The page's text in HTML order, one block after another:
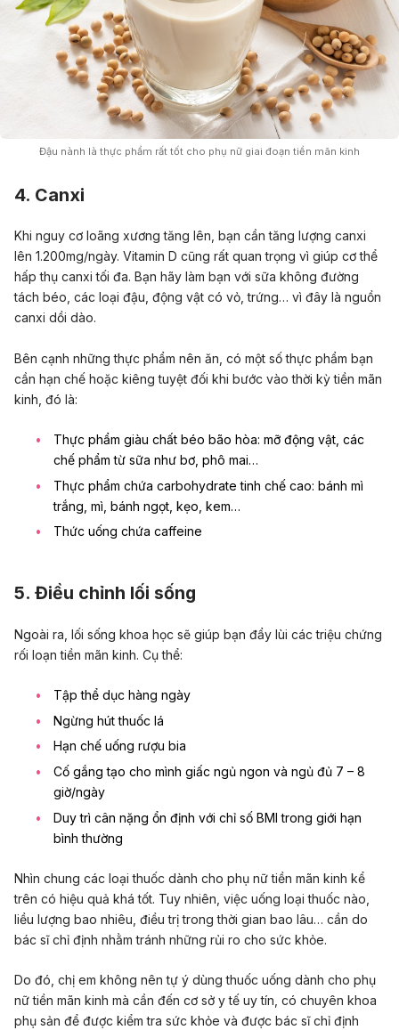
Đậu nành là thực phẩm rất tốt cho phụ nữ giai đoạn tiền mãn kinh
4. Canxi
Khi nguy cơ loãng xương tăng lên, bạn cần tăng lượng canxi
lên 1.200mg/ngày. Vitamin D cũng rất quan trọng vì giúp cơ thể
hấp thụ canxi tối đa. Bạn hãy làm bạn với sữa không đường
tách béo, các loại đậu, động vật có vỏ, trứng… vì đây là nguồn
canxi dồi dào.
Bên cạnh những thực phẩm nên ăn, có một số thực phẩm bạn
cần hạn chế hoặc kiêng tuyệt đối khi bước vào thời kỳ tiền mãn
kinh, đó là:
Thực phẩm giàu chất béo bão hòa: mỡ động vật, các
chế phẩm từ sữa như bơ, phô mai…
Thực phẩm chứa carbohydrate tinh chế cao: bánh mì
trắng, mì, bánh ngọt, kẹo, kem…
Thức uống chứa caffeine
5. Điều chỉnh lối sống
Ngoài ra, lối sống khoa học sẽ giúp bạn đẩy lùi các triệu chứng
rối loạn tiền mãn kinh. Cụ thể:
Tập thể dục hàng ngày
Ngừng hút thuốc lá
Hạn chế uống rượu bia
Cố gắng tạo cho mình giấc ngủ ngon và ngủ đủ 7 – 8
giờ/ngày
Duy trì cân nặng ổn định với chỉ số BMI trong giới hạn
bình thường
Nhìn chung các loại thuốc dành cho phụ nữ tiền mãn kinh kể
trên có hiệu quả khá tốt. Tuy nhiên, việc uống loại thuốc nào,
liều lượng bao nhiêu, điều trị trong thời gian bao lâu… cần do
bác sĩ chỉ định nhằm tránh những rủi ro cho sức khỏe.
Do đó, chị em không nên tự ý dùng thuốc uống dành cho phụ
nữ tiền mãn kinh mà cần đến cơ sở y tế uy tín, có chuyên khoa
phụ sản để được kiểm tra sức khỏe và được bác sĩ chỉ định